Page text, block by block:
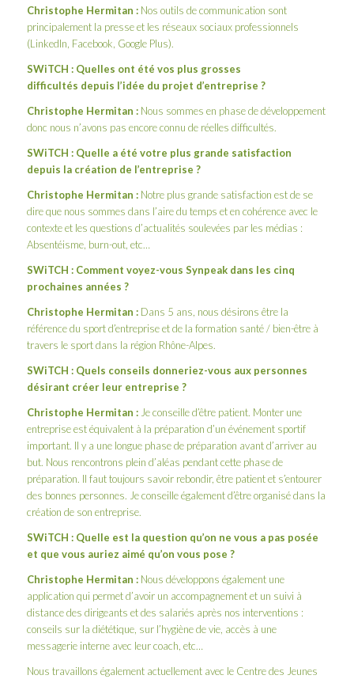
Christophe Hermitan :Nos outils de communication sont
principalement la presse et les réseaux sociaux professionnels
(LinkedIn, Facebook, Google Plus).
SWiTCH : Quelles ont été vos plus grosses
difficultés depuis l’idée du projet d’entreprise ?
Christophe Hermitan :Nous sommes en phase de développement
donc nous n’avons pas encore connu de réelles difficultés.
SWiTCH : Quelle a été votre plus grande satisfaction
depuis la création de l’entreprise ?
Christophe Hermitan :Notre plus grande satisfaction est de se
dire que nous sommes dans l’aire du temps et en cohérence avec le
contexte et les questions d’actualités soulevées par les médias :
Absentéisme, burn-out, etc…
SWiTCH : Comment voyez-vous Synpeak dans les cinq
prochaines années ?
Christophe Hermitan :Dans 5 ans, nous désirons être la
référence du sport d’entreprise et de la formation santé / bien-être à
travers le sport dans la région Rhône-Alpes.
SWiTCH : Quels conseils donneriez-vous aux personnes
désirant créer leur entreprise ?
Christophe Hermitan :Je conseille d’être patient. Monter une
entreprise est équivalent à la préparation d’un événement sportif
important. Il y a une longue phase de préparation avant d’arriver au
but. Nous rencontrons plein d’aléas pendant cette phase de
préparation. Il faut toujours savoir rebondir, être patient et s’entourer
des bonnes personnes. Je conseille également d’être organisé dans la
création de son entreprise.
SWiTCH : Quelle est la question qu’on ne vous a pas posée
et que vous auriez aimé qu’on vous pose ?
Christophe Hermitan :Nous développons également une
application qui permet d’avoir un accompagnement et un suivi à
distance des dirigeants et des salariés après nos interventions :
conseils sur la diététique, sur l’hygiène de vie, accès à une
messagerie interne avec leur coach, etc…
Nous travaillons également actuellement avec le Centre des Jeunes